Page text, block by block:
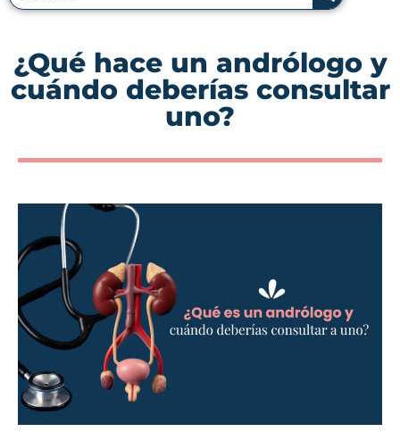
¿Qué hace un andrólogo y
cuándo deberías consultar
uno?